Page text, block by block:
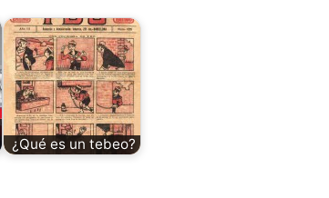
¿Qué es un tebeo?